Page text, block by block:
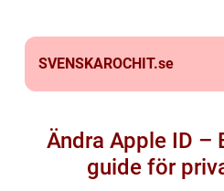
SVENSKAROCHIT.se
Ändra Apple ID –
guide för